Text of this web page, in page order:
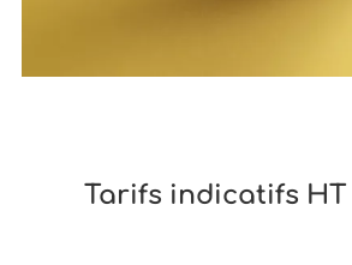
Tarifs indicatifs